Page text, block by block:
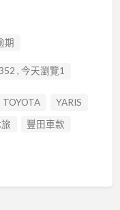
期
, 今天瀏覽1
TOYOTA
YARIS
豐田車款